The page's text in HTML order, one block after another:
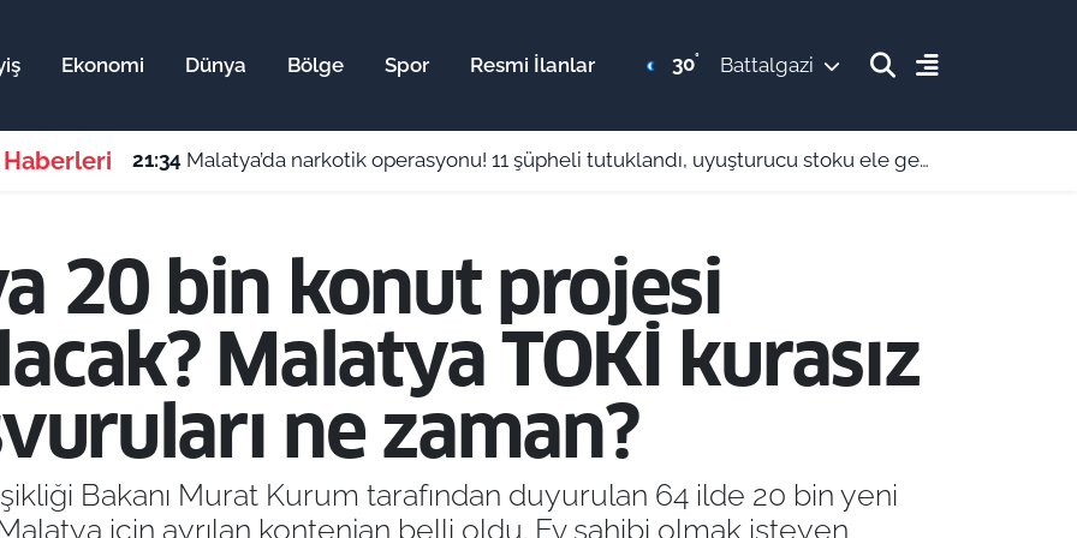
Ekonomi Dünya Bölge Spor Resmi İlanlar 30° Battalgazi
Haberleri 21:34 Malatya’da narkotik operasyonu! 11 şüpheli tutuklandı, uyuşturucu stoku ele geçirildi
20 bin konut projesi
Malatya TOKİ kurasız
ne zaman?
Bakanı Murat Kurum tarafından duyurulan 64 ilde 20 bin yeni
için ayrılan kontenjan belli oldu. Ev sahibi olmak isteyen